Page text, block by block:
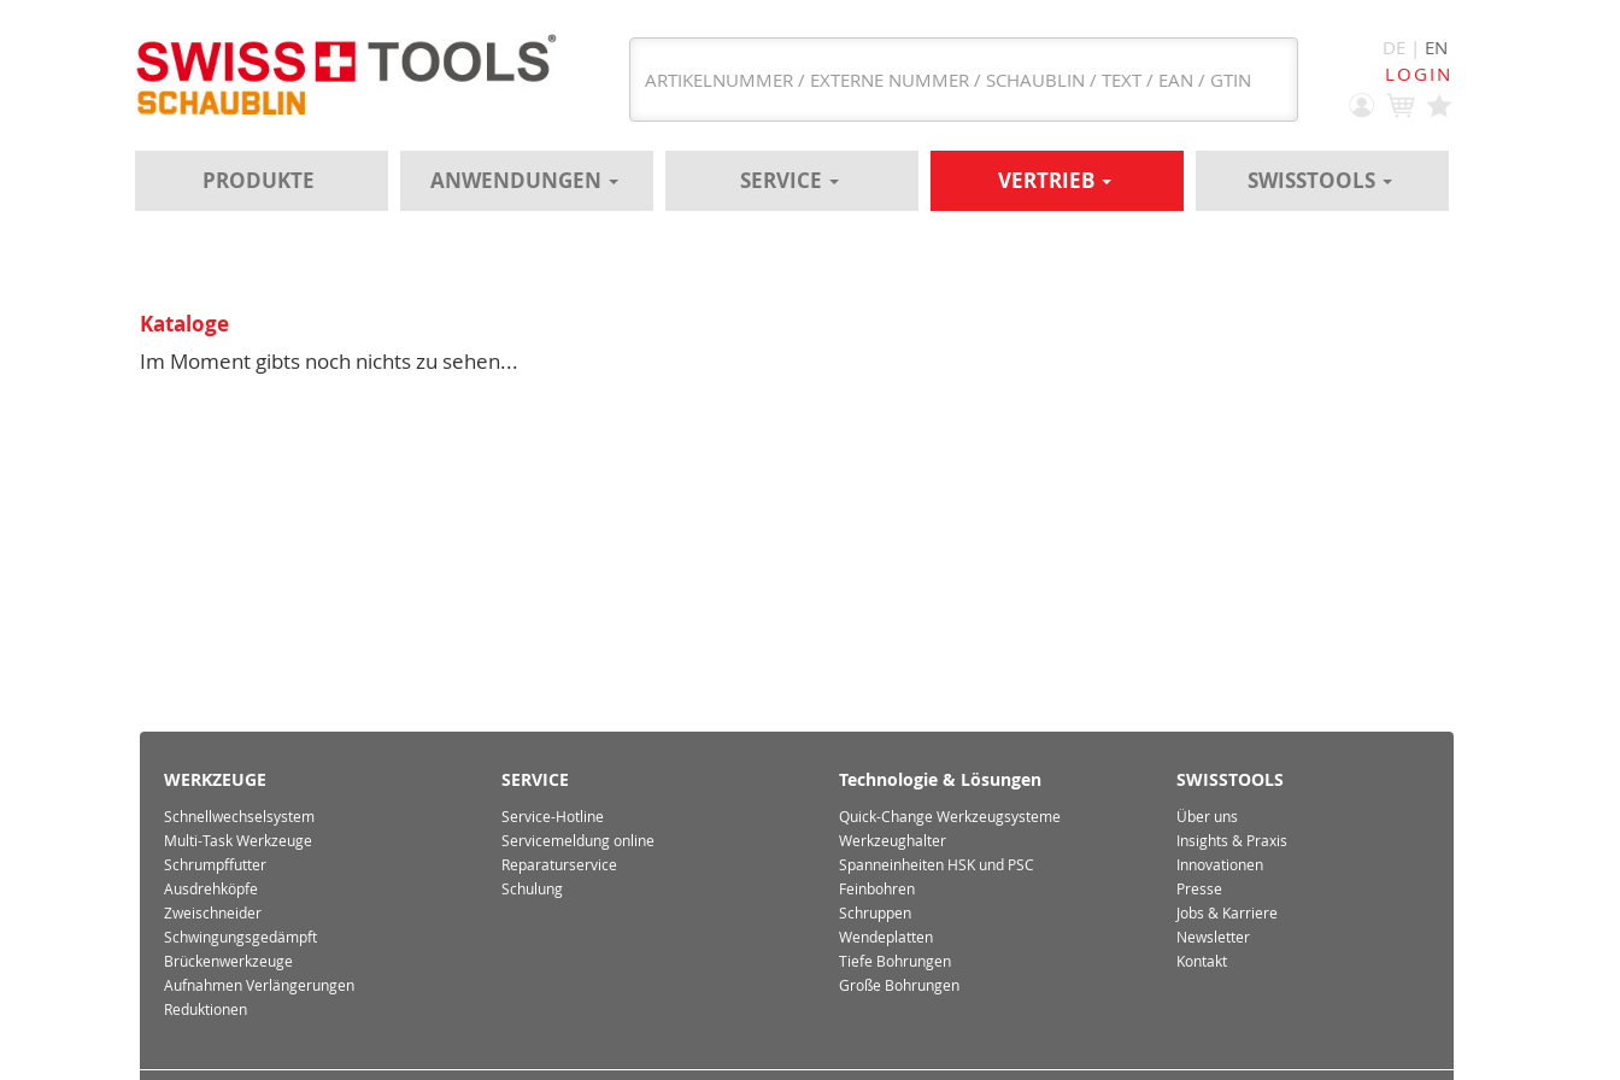
DE | EN
LOGIN
PRODUKTE ANWENDUNGEN SERVICE VERTRIEB SWISSTOOLS
Kataloge
Im Moment gibts noch nichts zu sehen...
WERKZEUGE
Schnellwechselsystem
Multi-Task Werkzeuge
Schrumpffutter
Ausdrehköpfe
Zweischneider
Schwingungsgedämpft
Brückenwerkzeuge
Aufnahmen Verlängerungen
Reduktionen
SERVICE
Service-Hotline
Servicemeldung online
Reparaturservice
Schulung
Technologie & Lösungen
Quick-Change Werkzeugsysteme
Werkzeughalter
Spanneinheiten HSK und PSC
Feinbohren
Schruppen
Wendeplatten
Tiefe Bohrungen
Große Bohrungen
SWISSTOOLS
Über uns
Insights & Praxis
Innovationen
Presse
Jobs & Karriere
Newsletter
Kontakt